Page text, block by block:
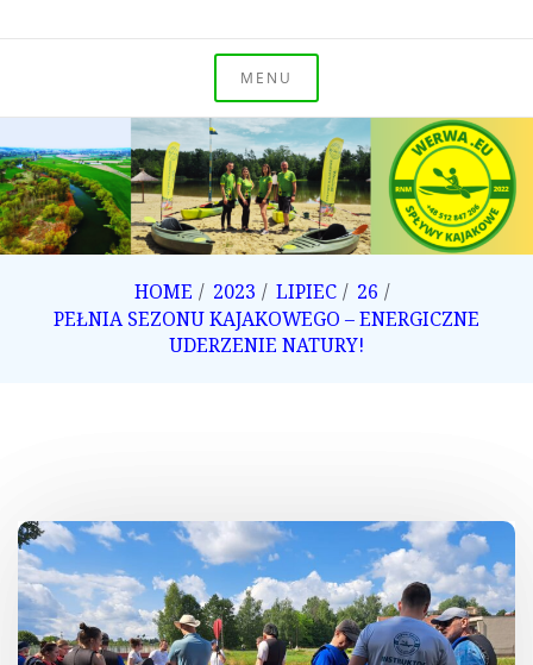
to
WERWA Group
spływy kajakowe
Spływy kajakowe po Odrze i Rudzie
MENU
HOME 2023 LIPIEC
26
PEŁNIA SEZONU KAJAKOWEGO – ENERGICZNE
UDERZENIE NATURY!